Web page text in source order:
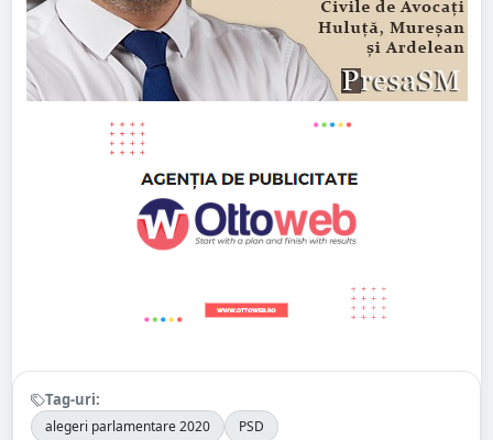
Tag-uri:
alegeri parlamentare 2020 PSD